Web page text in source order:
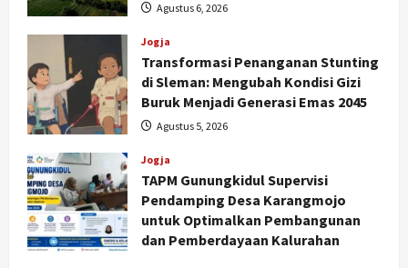
Agustus 6, 2026
Jogja
Transformasi Penanganan Stunting
di Sleman: Mengubah Kondisi Gizi
Buruk Menjadi Generasi Emas 2045
Agustus 5, 2026
Jogja
TAPM Gunungkidul Supervisi
Pendamping Desa Karangmojo
untuk Optimalkan Pembangunan
dan Pemberdayaan Kalurahan